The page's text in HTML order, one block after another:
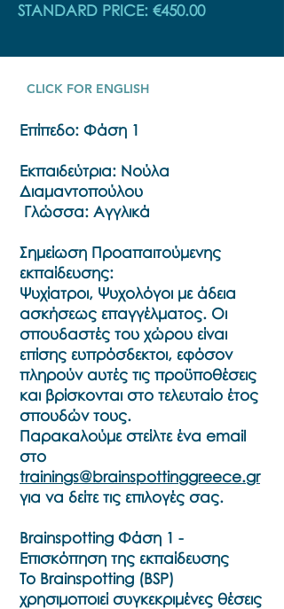
STANDARD PRICE: €450.00
CLICK FOR ENGLISH
Επίπεδο: Φάση 1
Εκπαιδεύτρια: Νούλα
Διαμαντοπούλου
Γλώσσα: Αγγλικά
Σημείωση Προαπαιτούμενης
εκπαίδευσης:
Ψυχίατροι, Ψυχολόγοι με άδεια
ασκήσεως επαγγέλματος. Οι
σπουδαστές του χώρου είναι
επίσης ευπρόσδεκτοι, εφόσον
πληρούν αυτές τις προϋποθέσεις
και βρίσκονται στο τελευταίο έτος
σπουδών τους.
Παρακαλούμε στείλτε ένα email
στο
trainings@brainspottinggreece.gr
για να δείτε τις επιλογές σας.
Brainspotting Φάση 1 -
Επισκόπηση της εκπαίδευσης
Το Brainspotting (BSP)
χρησιμοποιεί συγκεκριμένες θέσεις